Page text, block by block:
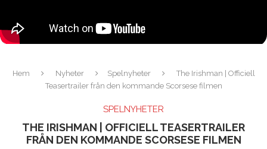
Hem Nyheter Spelnyheter
The Irishman | Officiell
Teasertrailer från den kommande Scorsese filmen
SPELNYHETER
THE IRISHMAN | OFFICIELL TEASERTRAILER
FRÅN DEN KOMMANDE SCORSESE FILMEN